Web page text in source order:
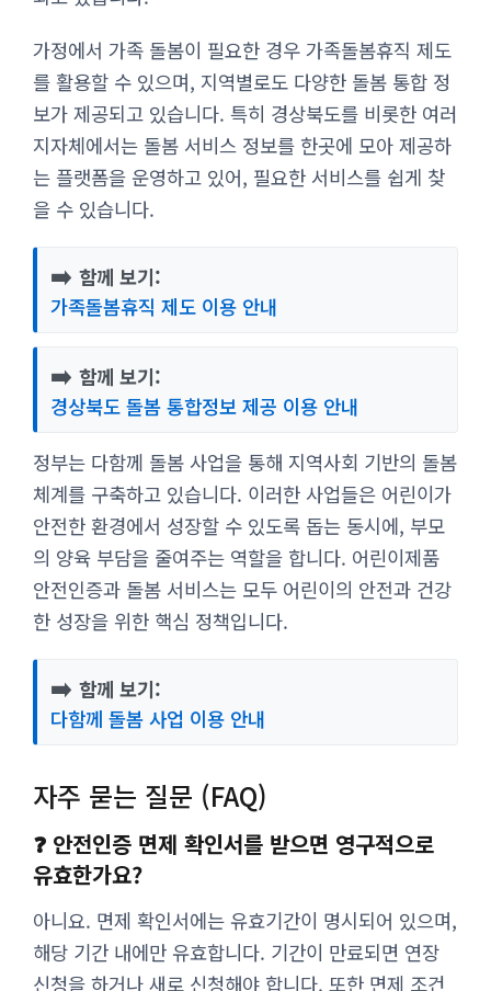
가정에서 가족 돌봄이 필요한 경우 가족돌봄휴직 제도
를 활용할 수 있으며, 지역별로도 다양한 돌봄 통합 정
보가 제공되고 있습니다. 특히 경상북도를 비롯한 여러
지자체에서는 돌봄 서비스 정보를 한곳에 모아 제공하
는 플랫폼을 운영하고 있어, 필요한 서비스를 쉽게 찾
을 수 있습니다.
➡️ 함께 보기:
가족돌봄휴직 제도 이용 안내
➡️ 함께 보기:
경상북도 돌봄 통합정보 제공 이용 안내
정부는 다함께 돌봄 사업을 통해 지역사회 기반의 돌봄
체계를 구축하고 있습니다. 이러한 사업들은 어린이가
안전한 환경에서 성장할 수 있도록 돕는 동시에, 부모
의 양육 부담을 줄여주는 역할을 합니다. 어린이제품
안전인증과 돌봄 서비스는 모두 어린이의 안전과 건강
한 성장을 위한 핵심 정책입니다.
➡️ 함께 보기:
다함께 돌봄 사업 이용 안내
자주 묻는 질문 (FAQ)
❓ 안전인증 면제 확인서를 받으면 영구적으로
유효한가요?
아니요. 면제 확인서에는 유효기간이 명시되어 있으며,
해당 기간 내에만 유효합니다. 기간이 만료되면 연장
신청을 하거나 새로 신청해야 합니다. 또한 면제 조건